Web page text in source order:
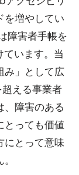
を増やしてい
障害者手帳を
ています。当
み」として広
える事業者
、障害のある
とっても価値
にとって意味